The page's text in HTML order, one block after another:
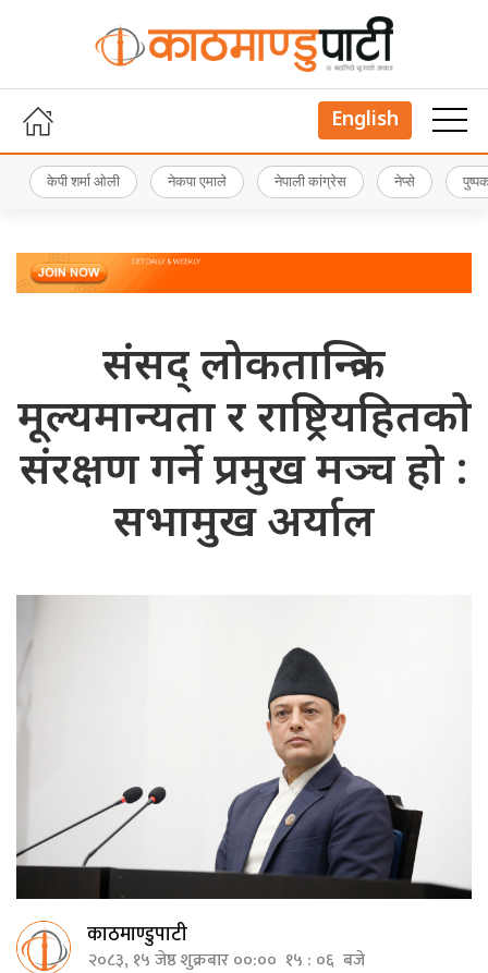
English
केपी शर्मा ओली नेकपा एमाले नेपाली कांग्रेस नेप्से
संसद् लोकतान्त्रिक
मूल्यमान्यता र राष्ट्रियहितको
संरक्षण गर्ने प्रमुख मञ्च हो :
सभामुख अर्याल
काठमाण्डुपाटी
२०८३, १५ जेष्ठ शुक्रबार ००:०० १५ : ०६ बजे